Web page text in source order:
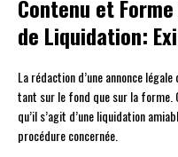
Contenu et
de Liquidation:
La rédaction d’une annonce
tant sur le fond que sur la forme.
qu’il s’agit d’une liquidation
procédure concernée.